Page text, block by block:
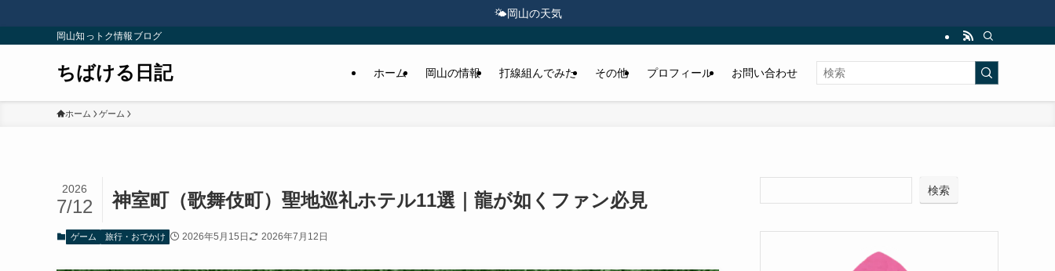
🌤️岡山の天気
岡山知っトク情報ブログ
ちばける日記 ホーム 岡山の情報 打線組んでみた その他 プロフィール お問い合わせ
ホーム ゲーム
神室町（歌舞伎町）聖地巡礼ホテル11選｜龍が如くファン必見
2026
7/12
ゲーム 旅行・おでかけ 2026年5月15日 2026年7月12日
検索